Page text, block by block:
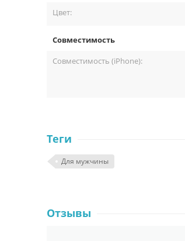
Цвет:
Совместимость
Совместимость (iPhone):
Теги
Для мужчины
Отзывы